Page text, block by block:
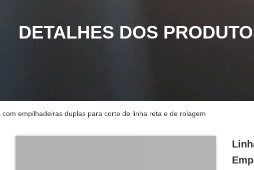
DETALHES DOS
empilhadeiras duplas para corte de linha reta e de rolagem